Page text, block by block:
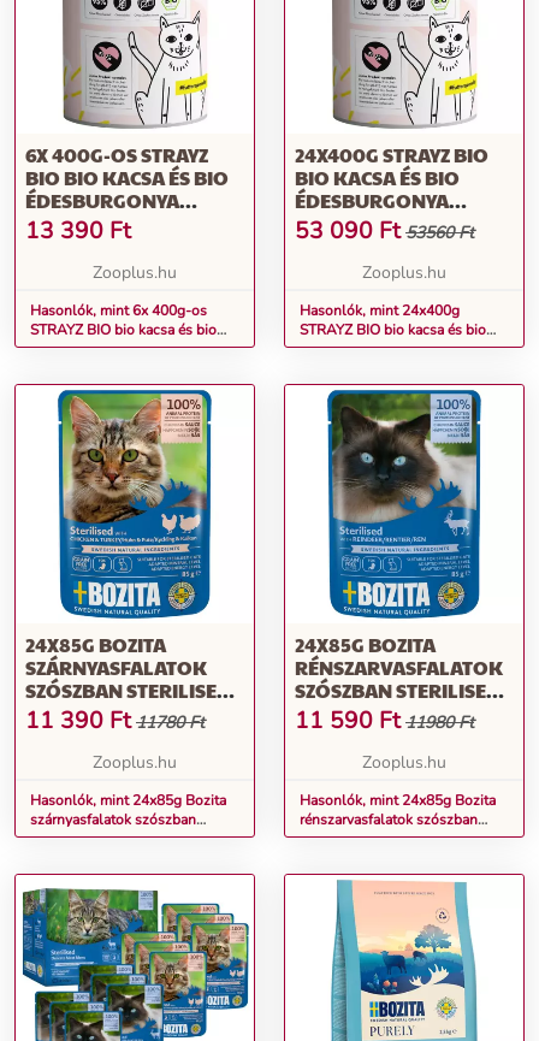
6X 400G-OS STRAYZ
BIO BIO KACSA ÉS BIO
ÉDESBURGONYA
NEDVES
MACSKAELEDEL
KONZERV 6X 400G-OS
13 390 Ft
Zooplus.hu
Hasonlók, mint 6x 400g-os
STRAYZ BIO bio kacsa és bio
édesburgonya nedves
os STRAYZ BIO konzerv
24X400G STRAYZ BIO
BIO KACSA ÉS BIO
ÉDESBURGONYA
NEDVES
MACSKAELEDEL
KONZERV 24X 400G-OS
BIO KACSA ÉS BIO
ÉDESBURGONYA
53 090 Ft 53560 Ft
Zooplus.hu
Hasonlók, mint 24x400g
STRAYZ BIO bio kacsa és bio
édesburgonya nedves
400g-os STRAYZ BIO konzerv
bio kacsa és bio édesburgonya
nedves macskatáp
24X85G BOZITA
SZÁRNYASFALATOK
SZÓSZBAN STERILISED
NEDVES MACSKATÁP
11 390 Ft 11780 Ft
Zooplus.hu
Hasonlók, mint 24x85g Bozita
szárnyasfalatok szószban
Sterilised nedves macskatáp
24X85G BOZITA
RÉNSZARVASFALATOK
SZÓSZBAN STERILISED
NEDVES MACSKATÁP
11 590 Ft 11980 Ft
Zooplus.hu
Hasonlók, mint 24x85g Bozita
rénszarvasfalatok szószban
Sterilised nedves macskatáp